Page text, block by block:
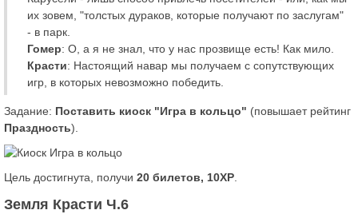
их зовем, "толстых дураков, которые получают по заслугам"
- в парк.
Гомер: О, а я не знал, что у нас прозвище есть! Как мило.
Красти: Настоящий навар мы получаем с сопутствующих
игр, в которых невозможно победить.
Задание: Поставить киоск "Игра в кольцо" (повышает рейтинг
Праздность).
Цель достигнута, получи 20 билетов, 10XP
Земля Красти Ч.6